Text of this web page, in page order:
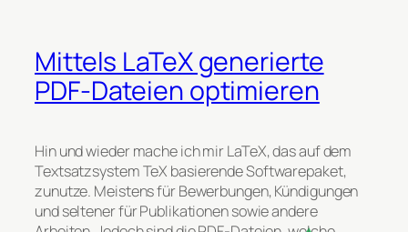
Mittels LaTeX generierte
PDF-Dateien optimieren
Hin und wieder mache ich mir LaTeX, das auf dem
Textsatzsystem TeX basierende Softwarepaket,
zunutze. Meistens für Bewerbungen, Kündigungen
und seltener für Publikationen sowie andere